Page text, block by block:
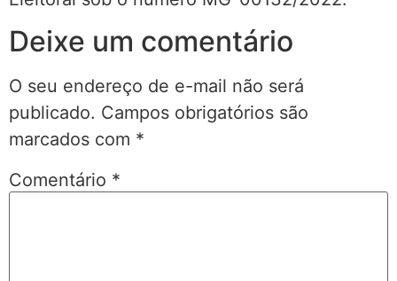
Deixe um comentário
O seu endereço de e-mail não será
publicado. Campos obrigatórios são
marcados com *
Comentário *